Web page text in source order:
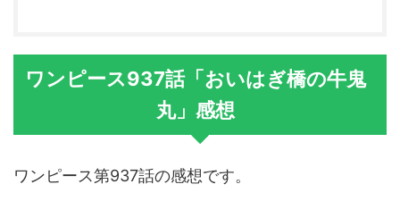
ワンピース937話「おいはぎ橋の牛鬼
丸」感想
ワンピース第937話の感想です。